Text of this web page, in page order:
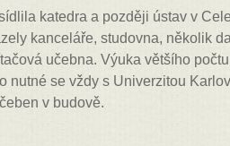
katedra a později ústav v
kanceláře, studovna, několik
učebna. Výuka většího
nutné se vždy s Univerzitou
v budově.